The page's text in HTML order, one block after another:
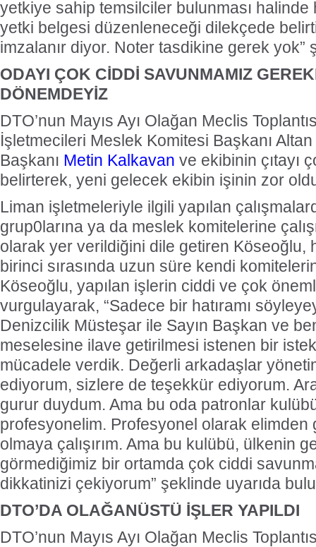
yetkiye sahip temsilciler bulunması
yetki belgesi düzenleneceği dilekçede
imzalanır diyor. Noter tasdikine gerek yok”
ODAYI ÇOK CİDDİ SAVUNMAMIZ
DÖNEMDEYİZ
DTO’nun Mayıs Ayı Olağan Meclis
İşletmecileri Meslek Komitesi Başkanı
Başkanı Metin Kalkavan ve ekibinin çıtayı
belirterek, yeni gelecek ekibin işinin zor
Liman işletmeleriyle ilgili yapılan
grup0larına ya da meslek komitelerine
olarak yer verildiğini dile getiren Köseoğlu,
birinci sırasında uzun süre kendi
Köseoğlu, yapılan işlerin ciddi ve çok
vurgulayarak, “Sadece bir hatıramı
Denizcilik Müsteşar ile Sayın Başkan ve
meselesine ilave getirilmesi istenen bir
mücadele verdik. Değerli arkadaşlar
ediyorum, sizlere de teşekkür ediyorum.
gurur duydum. Ama bu oda patronlar
profesyonelim. Profesyonel olarak elimden
olmaya çalışırım. Ama bu kulübü, ülkenin
görmediğimiz bir ortamda çok ciddi
dikkatinizi çekiyorum” şeklinde uyarıda
DTO’DA OLAĞANÜSTÜ İŞLER YAPILDI
DTO’nun Mayıs Ayı Olağan Meclis